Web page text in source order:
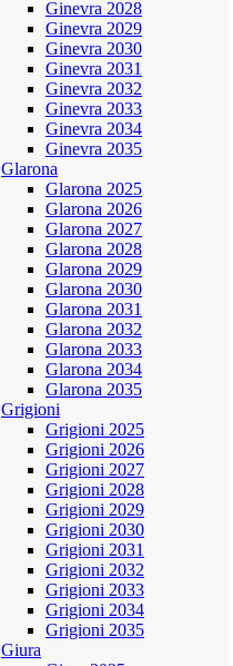
Ginevra 2028
Ginevra 2029
Ginevra 2030
Ginevra 2031
Ginevra 2032
Ginevra 2033
Ginevra 2034
Ginevra 2035
Glarona
Glarona 2025
Glarona 2026
Glarona 2027
Glarona 2028
Glarona 2029
Glarona 2030
Glarona 2031
Glarona 2032
Glarona 2033
Glarona 2034
Glarona 2035
Grigioni
Grigioni 2025
Grigioni 2026
Grigioni 2027
Grigioni 2028
Grigioni 2029
Grigioni 2030
Grigioni 2031
Grigioni 2032
Grigioni 2033
Grigioni 2034
Grigioni 2035
Giura